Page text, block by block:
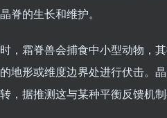
脊的生长和维护。
，霜脊兽会捕食中小型动物，
地形或维度边界处进行伏击。
，据推测这与某种平衡反馈机制